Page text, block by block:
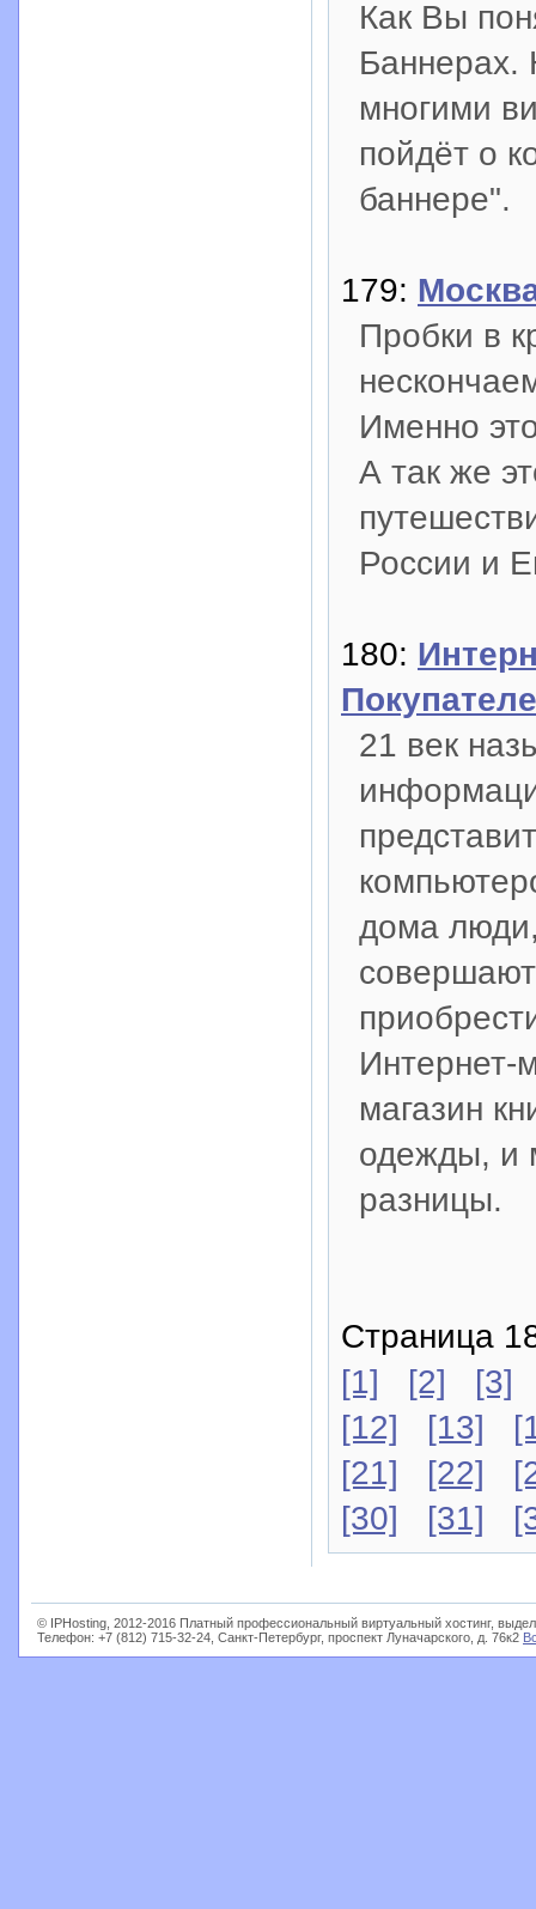
Как Вы
Баннерах.
многими
пойдёт о
баннере".
179:
Пробки в
Именно
А так же
России и
180:
21 век
дома
Интернет-
магазин
одежды, и
разницы.
Страница
[1]
[2]
[3]
[12]
[13]
[21]
[22]
[30]
[31]
© IPHosting, 2012-2016 Платный профессиональный виртуальный хостинг,
Телефон: +7 (812) 715-32-24, Санкт-Петербург, проспект Луначарского, д. 76к2